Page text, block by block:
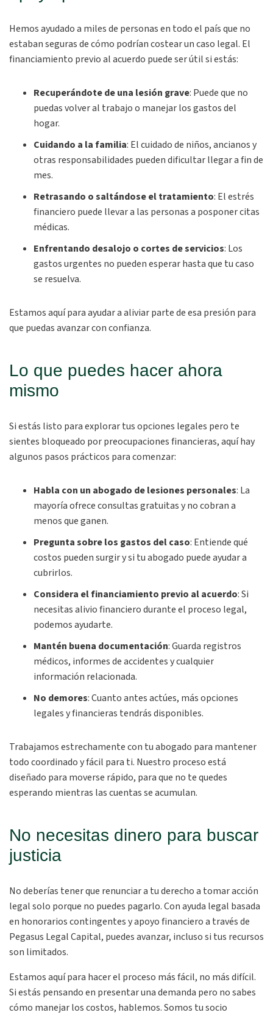
Hemos ayudado a miles de personas en todo el país que no
estaban seguras de cómo podrían costear un caso legal. El
financiamiento previo al acuerdo puede ser útil si estás:
Recuperándote de una lesión grave: Puede que no
puedas volver al trabajo o manejar los gastos del
hogar.
Cuidando a la familia: El cuidado de niños, ancianos y
otras responsabilidades pueden dificultar llegar a fin de
mes.
Retrasando o saltándose el tratamiento: El estrés
financiero puede llevar a las personas a posponer citas
médicas.
Enfrentando desalojo o cortes de servicios: Los
gastos urgentes no pueden esperar hasta que tu caso
se resuelva.
Estamos aquí para ayudar a aliviar parte de esa presión para
que puedas avanzar con confianza.
Lo que puedes hacer ahora
mismo
Si estás listo para explorar tus opciones legales pero te
sientes bloqueado por preocupaciones financieras, aquí hay
algunos pasos prácticos para comenzar:
Habla con un abogado de lesiones personales: La
mayoría ofrece consultas gratuitas y no cobran a
menos que ganen.
Pregunta sobre los gastos del caso: Entiende qué
costos pueden surgir y si tu abogado puede ayudar a
cubrirlos.
Considera el financiamiento previo al acuerdo: Si
necesitas alivio financiero durante el proceso legal,
podemos ayudarte.
Mantén buena documentación: Guarda registros
médicos, informes de accidentes y cualquier
información relacionada.
No demores: Cuanto antes actúes, más opciones
legales y financieras tendrás disponibles.
Trabajamos estrechamente con tu abogado para mantener
todo coordinado y fácil para ti. Nuestro proceso está
diseñado para moverse rápido, para que no te quedes
esperando mientras las cuentas se acumulan.
No necesitas dinero para buscar
justicia
No deberías tener que renunciar a tu derecho a tomar acción
legal solo porque no puedes pagarlo. Con ayuda legal basada
en honorarios contingentes y apoyo financiero a través de
Pegasus Legal Capital, puedes avanzar, incluso si tus recursos
son limitados.
Estamos aquí para hacer el proceso más fácil, no más difícil.
Si estás pensando en presentar una demanda pero no sabes
cómo manejar los costos, hablemos. Somos tu socio